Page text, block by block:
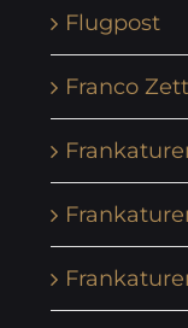
Flugpost
Franco